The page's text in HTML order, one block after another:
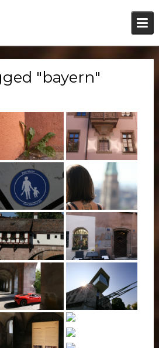
"bayern"